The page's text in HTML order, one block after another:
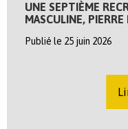
UNE SEPTIÈME
MASCULINE, PIERRE
Publié le 25 juin 2026